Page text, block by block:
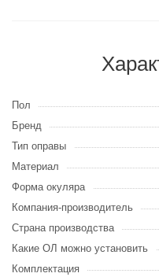
Пол
Бренд
Тип оправы
Материал
Форма окуляра
Компания-производитель
Страна производства
Какие ОЛ можно установить
Комплектация